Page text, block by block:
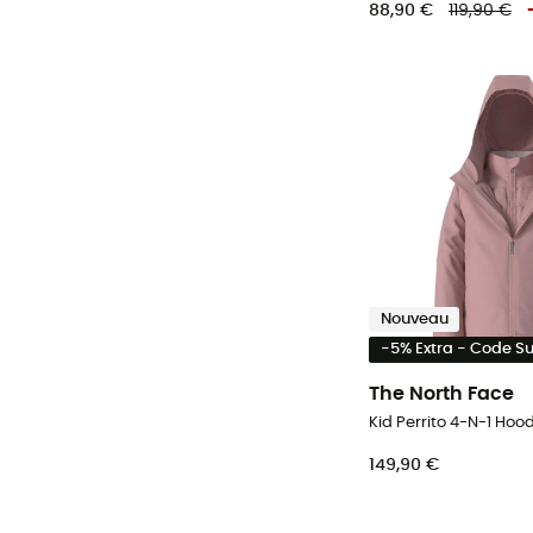
88,90 € 119,90 €
Nouveau
-5% Extra - Code
The North Face
149,90 €